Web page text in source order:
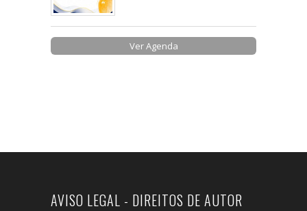
Ver Agenda
AVISO LEGAL - DIREITOS DE AUTOR